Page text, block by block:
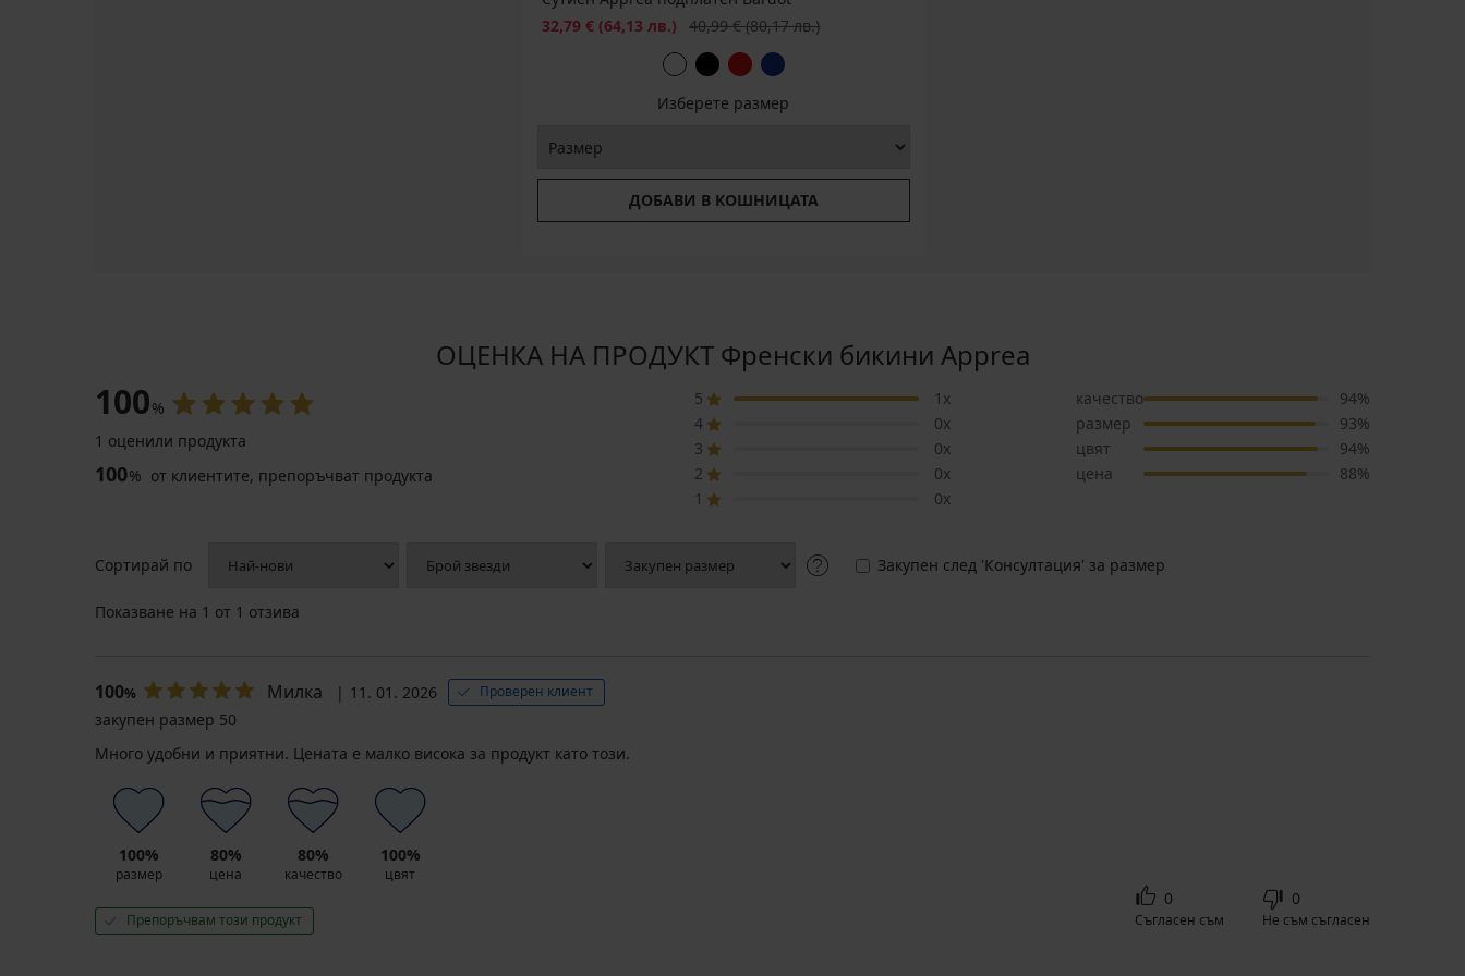
Намаление
32,79 € (64,13 лв.) Първоначална цена
40,99 €(80,17 лв.)
Изберете размер
ДОБАВИ В КОШНИЦАТА
ОЦЕНКА НА ПРОДУКТ Френски бикини Apprea
100%
1 оценили продукта
100% от клиентите, препоръчват продукта
5
1x
4
0x
3
0x
2
0x
1
0x
качество
94%
размер
93%
цвят
94%
цена
88%
Сортирай по Закупен след 'Консултация' за размер
Показване на 1 от 1 отзива
100% Милка 11. 01. 2026 Проверен клиент
закупен размер 50
Много удобни и приятни. Цената е малко висока за продукт като този.
100%
размер
80%
цена
80%
качество
100%
цвят
Препоръчвам този продукт
0
Съгласен съм
0
Не съм съгласен